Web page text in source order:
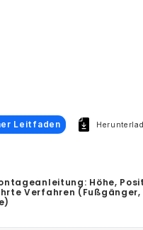
Leitfaden
Höhe,
Verfahren (Fußgänger,